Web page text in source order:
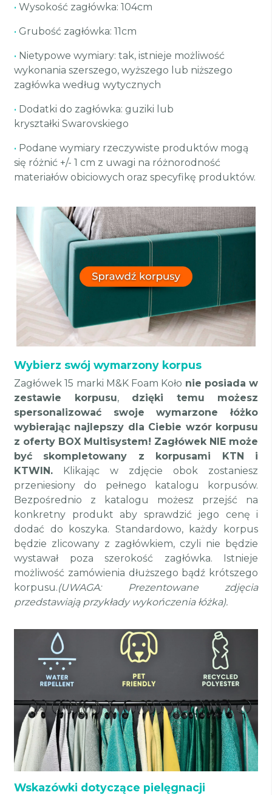
• Wysokość zagłówka: 104cm
• Grubość zagłówka: 11cm
• Nietypowe wymiary: tak, istnieje możliwość
wykonania szerszego, wyższego lub niższego
zagłówka według wytycznych
• Dodatki do zagłówka: guziki lub
kryształki Swarovskiego
• Podane wymiary rzeczywiste produktów mogą
się różnić +/- 1 cm z uwagi na różnorodność
materiałów obiciowych oraz specyfikę produktów.
Wybierz swój wymarzony korpus
Zagłówek 15 marki M&K Foam Koło nie posiada w
zestawie korpusu, dzięki temu
możesz
spersonalizować swoje wymarzone łóżko
wybierając najlepszy dla Ciebie wzór korpusu
z oferty BOX Multisystem! Zagłówek NIE może
być skompletowany z korpusami KTN i
KTWIN. Klikając w zdjęcie obok zostaniesz
przeniesiony do pełnego katalogu korpusów.
Bezpośrednio z katalogu możesz przejść na
konkretny produkt aby sprawdzić jego cenę i
dodać do koszyka. Standardowo, każdy korpus
będzie zlicowany z zagłówkiem, czyli nie będzie
wystawał poza szerokość zagłówka. Istnieje
możliwość zamówienia dłuższego bądź krótszego
korpusu.(UWAGA: Prezentowane zdjęcia
przedstawiają przykłady wykończenia łóżka).
Wskazówki dotyczące pielęgnacji